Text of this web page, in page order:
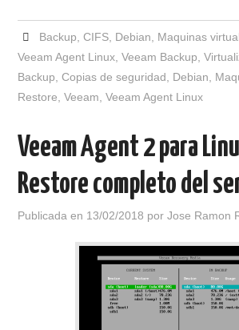
Backup CIFS, Debian Maquinas
Veeam Agent Linux ,Veeam Backup ,
Backup ,Copias de seguridad Debian
Restore ,Veeam ,Veeam Agent Linux
Veeam Agent 2 para
Restore completo del
Publicada en 13/02/2018 porJose Ramon